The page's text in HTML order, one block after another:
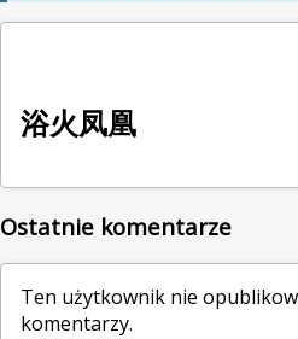
浴火凤凰
Ostatnie komentarze
Ten użytkownik nie
komentarzy.